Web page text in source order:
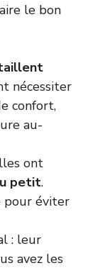
le bon
nécessiter
confort,
au-
ont
petit.
pour éviter
: leur
avez les